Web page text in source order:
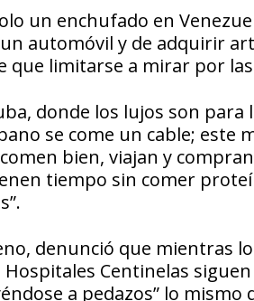
un enchufado en
automóvil y de adquirir
que limitarse a mirar por
donde los lujos son
se come un cable; este
bien, viajan y
tiempo sin comer
denunció que mientras
Hospitales Centinelas
a pedazos” lo